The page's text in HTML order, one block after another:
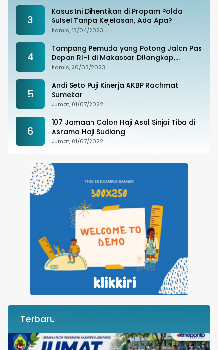
3
Kasus Ini Dihentikan di Propam Polda
Sulsel Tanpa Kejelasan, Ada Apa?
Kamis, 13/04/2023
4
Tampang Pemuda yang Potong Jalan Pas
Depan RI-1 di Makassar Ditangkap,
Ternyata Joki Balapan Liar
Kamis, 30/03/2023
5
Andi Seto Puji Kinerja AKBP Rachmat
Sumekar
Jumat, 01/07/2022
6
107 Jamaah Calon Haji Asal Sinjai Tiba di
Asrama Haji Sudiang
Jumat, 01/07/2022
Terbaru